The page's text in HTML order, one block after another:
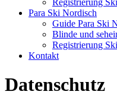
Registrierung
Para Ski Nordisch
Guide Para Ski
Blinde und
Registrierung
Kontakt
Datenschutz